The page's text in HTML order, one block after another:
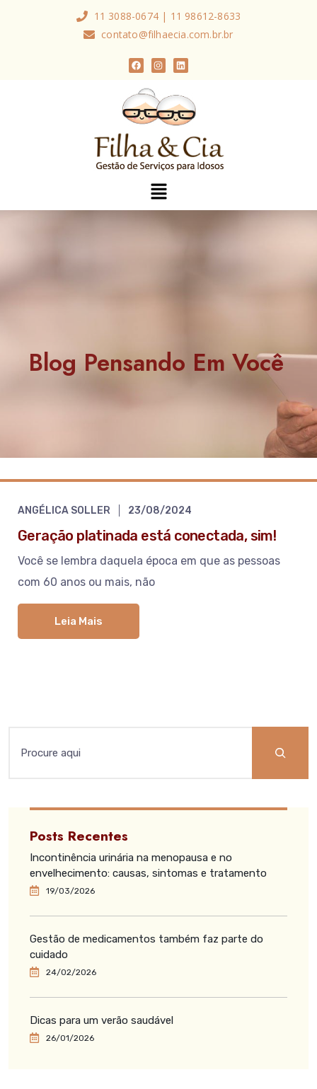
11 3088-0674 | 11 98612-8633
contato@filhaecia.com.br.br
Blog Pensando Em Você
ANGÉLICA SOLLER 23/08/2024
Geração platinada está conectada, sim!
Você se lembra daquela época em que as pessoas
com 60 anos ou mais, não
Leia Mais
Posts Recentes
Incontinência urinária na menopausa e no
envelhecimento: causas, sintomas e tratamento
19/03/2026
Gestão de medicamentos também faz parte do
cuidado
24/02/2026
Dicas para um verão saudável
26/01/2026